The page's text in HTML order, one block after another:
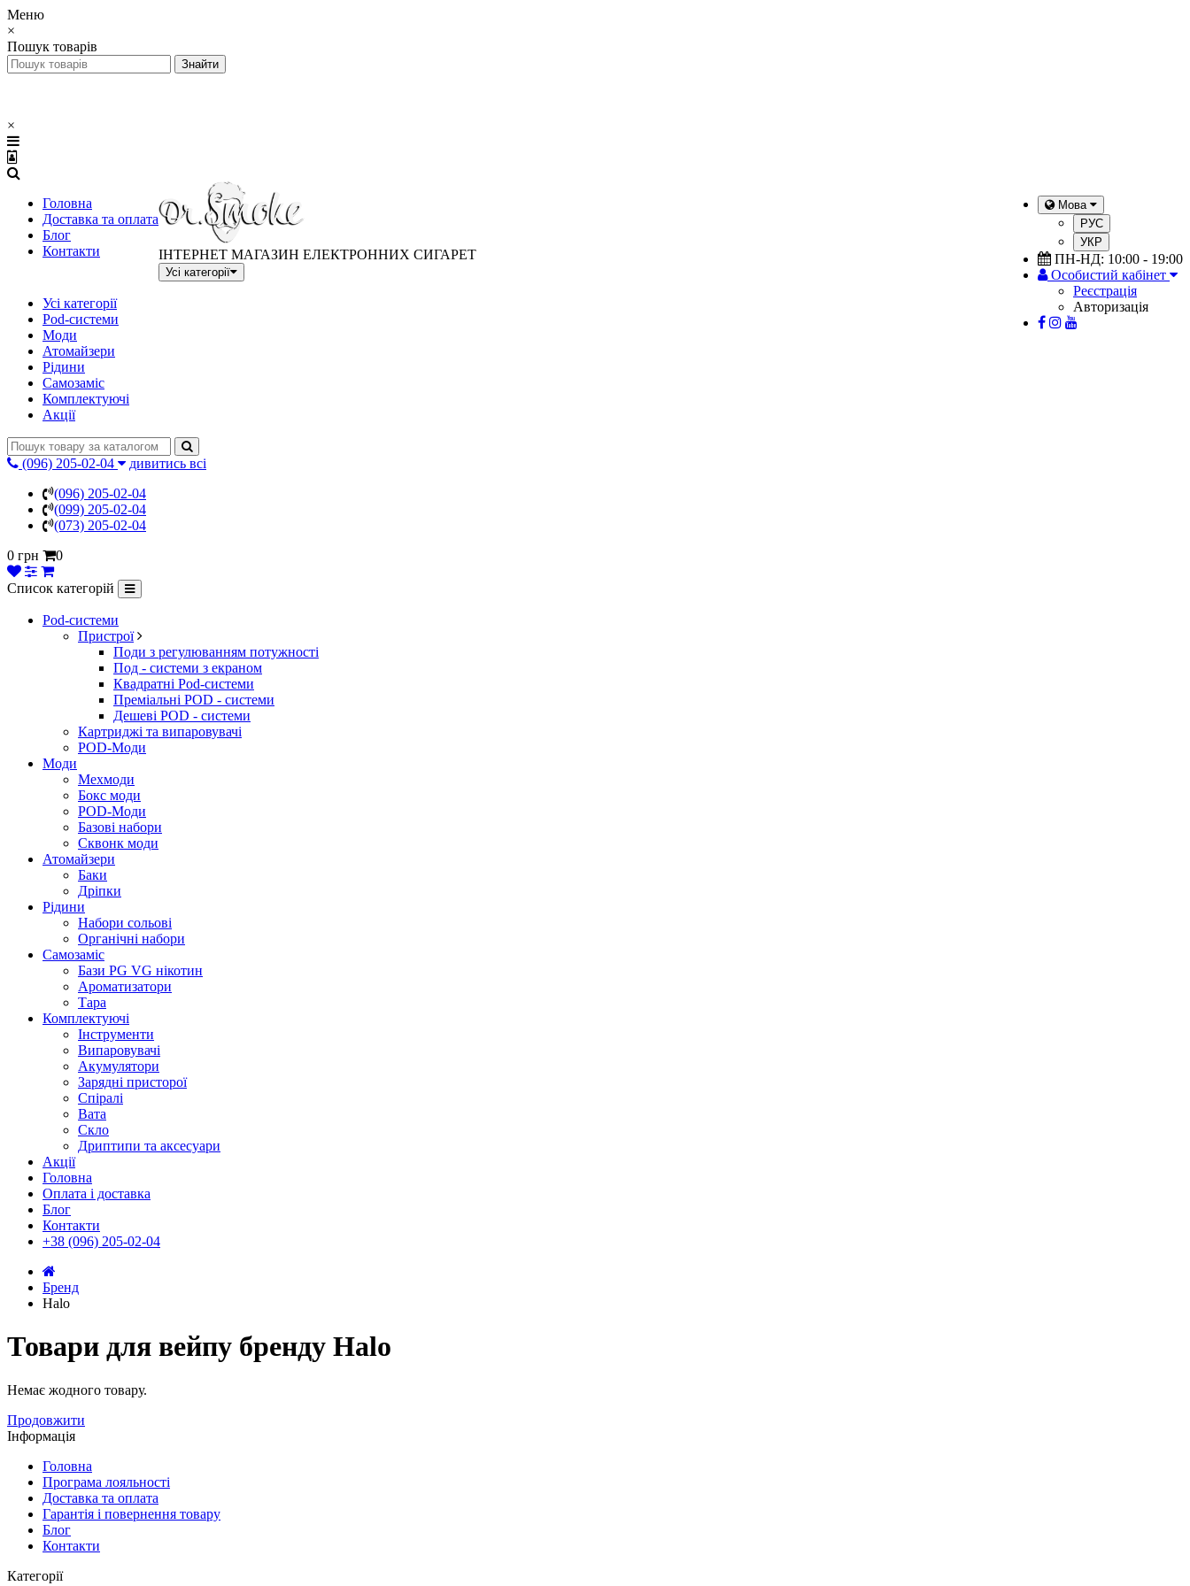
Меню
×
Пошук товарів
×
Головна
Доставка та оплата
Блог
Контакти
Мова
РУС
УКР
ПН-НД: 10:00 - 19:00
Особистий кабінет
Реєстрація
Авторизація
ІНТЕРНЕТ МАГАЗИН ЕЛЕКТРОННИХ СИГАРЕТ
Усі категорії
Усі категорії
Pod-системи
Моди
Атомайзери
Рідини
Самозаміс
Комплектуючі
Акції
(096) 205-02-04
дивитись всі
(096) 205-02-04
(099) 205-02-04
(073) 205-02-04
0 грн
0
Список категорій
Pod-системи
Пристрої
Поди з регулюванням потужності
Под - системи з екраном
Квадратні Pod-системи
Преміальні POD - системи
Дешеві POD - системи
Картриджі та випаровувачі
POD-Моди
Моди
Мехмоди
Бокс моди
POD-Моди
Базові набори
Сквонк моди
Атомайзери
Баки
Дріпки
Рідини
Набори сольові
Органічні набори
Самозаміс
Бази PG VG нікотин
Ароматизатори
Тара
Комплектуючі
Інструменти
Випаровувачі
Акумулятори
Зарядні присторої
Спіралі
Вата
Скло
Дриптипи та аксесуари
Акції
Головна
Оплата і доставка
Блог
Контакти
+38 (096) 205-02-04
Бренд
Halo
Товари для вейпу бренду Halo
Немає жодного товару.
Продовжити
Інформація
Головна
Програма лояльності
Доставка та оплата
Гарантія і повернення товару
Блог
Контакти
Категорії